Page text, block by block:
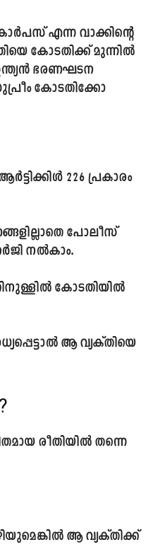
എന്ന വാക്കിന്റെ
കോടതിക്ക് മുന്നിൽ
ഭരണഘടന
കോടതിക്കോ
226 പ്രകാരം
പോലീസ്
നൽകാം.
കോടതിയിൽ
ആ വ്യക്തിയെ
രീതിയിൽ തന്നെ
ആ വ്യക്തിക്ക്